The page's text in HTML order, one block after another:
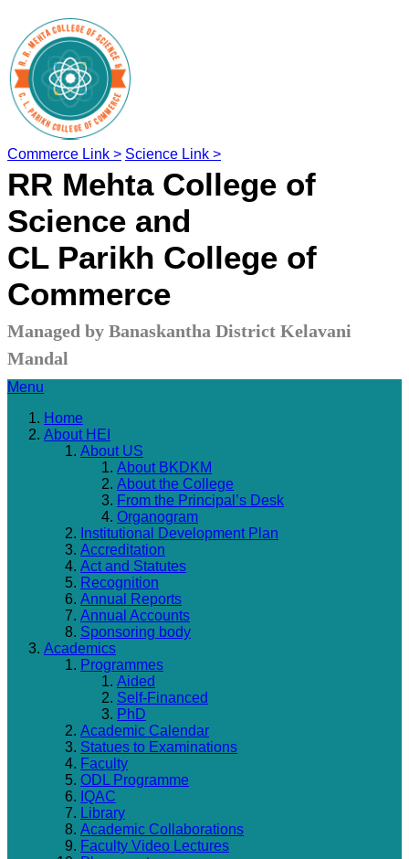
Commerce Link > Science Link >
RR Mehta College of
Science and
CL Parikh College of
Commerce
Managed by Banaskantha District Kelavani
Mandal
Menu
Home
About HEI
About US
About BKDKM
About the College
From the Principal’s Desk
Organogram
Institutional Development Plan
Accreditation
Act and Statutes
Recognition
Annual Reports
Annual Accounts
Sponsoring body
Academics
Programmes
Aided
Self-Financed
PhD
Academic Calendar
Statues to Examinations
Faculty
ODL Programme
IQAC
Library
Academic Collaborations
Faculty Video Lectures